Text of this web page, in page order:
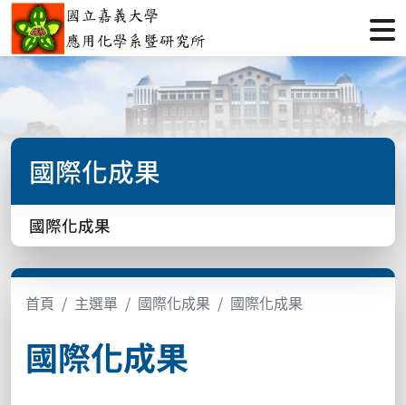
國際化成果
國際化成果
首頁 主選單 國際化成果 國際化成果
國際化成果